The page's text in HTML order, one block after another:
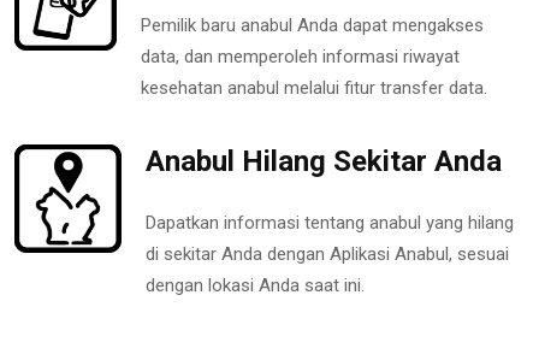
Pemilik baru anabul Anda dapat mengakses
data, dan memperoleh informasi riwayat
kesehatan anabul melalui fitur transfer data.
Anabul Hilang Sekitar Anda
Dapatkan informasi tentang anabul yang hilang
di sekitar Anda dengan Aplikasi Anabul, sesuai
dengan lokasi Anda saat ini.